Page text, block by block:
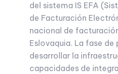
del sistema IS EFA
de Facturación
nacional de
Eslovaquia. La fase de
desarrollar la
capacidades de